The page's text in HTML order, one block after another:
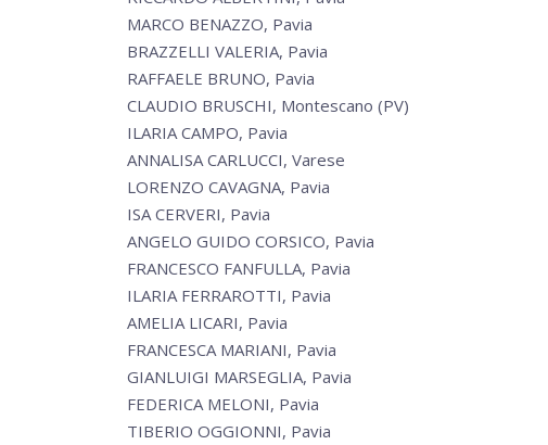
MARCO BENAZZO, Pavia
BRAZZELLI VALERIA, Pavia
RAFFAELE BRUNO, Pavia
CLAUDIO BRUSCHI, Montescano (PV)
ILARIA CAMPO, Pavia
ANNALISA CARLUCCI, Varese
LORENZO CAVAGNA, Pavia
ISA CERVERI, Pavia
ANGELO GUIDO CORSICO, Pavia
FRANCESCO FANFULLA, Pavia
ILARIA FERRAROTTI, Pavia
AMELIA LICARI, Pavia
FRANCESCA MARIANI, Pavia
GIANLUIGI MARSEGLIA, Pavia
FEDERICA MELONI, Pavia
TIBERIO OGGIONNI, Pavia